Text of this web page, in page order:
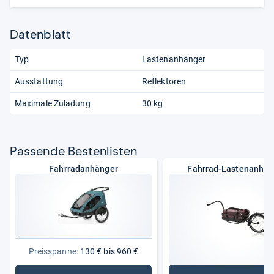
Datenblatt
Typ Lastenanhänger
Ausstattung Reflektoren
Maximale Zuladung 30 kg
Pas­sende Bes­ten­lis­ten
Fahrradanhänger
Preisspanne:130 € bis 960 €
Fahrrad-